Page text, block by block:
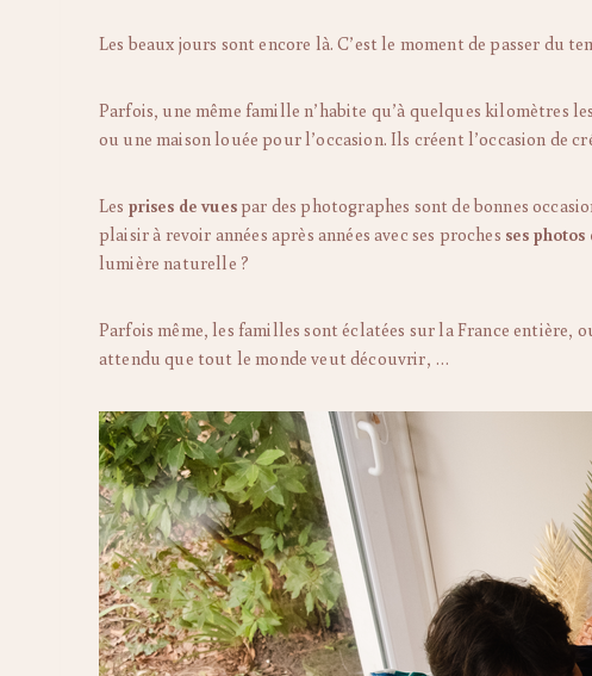
Les beaux jours sont encore là. C’est le moment de passer du
Parfois, une même famille n’habite qu’à quelques kilomètres
ou une maison louée pour l’occasion. Ils créent l’occasion de
Les prises de vuespar des photographes sont de bonnes
plaisir à revoir années après années avec ses proches ses photos
lumière naturelle ?
Parfois même, les familles sont éclatées sur la France entière,
attendu que tout le monde veut découvrir, …